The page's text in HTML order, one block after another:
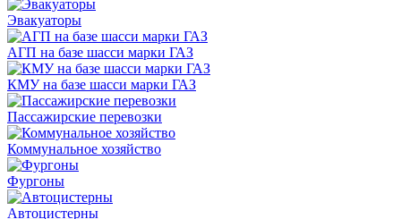
Эвакуаторы
АГП на базе шасси марки ГАЗ
КМУ на базе шасси марки ГАЗ
Пассажирские перевозки
Коммунальное хозяйство
Фургоны
Автоцистерны